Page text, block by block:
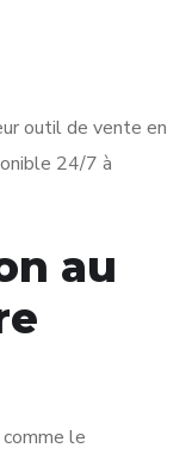
outil de vente en
24/7 à
au
le